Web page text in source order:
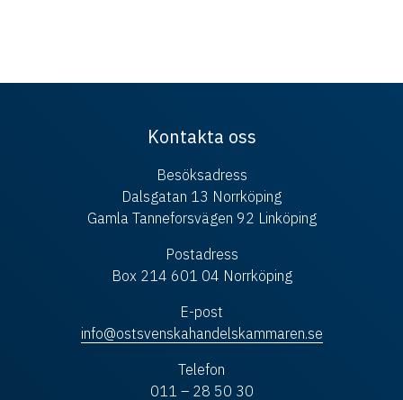
Kontakta oss
Besöksadress
Dalsgatan 13 Norrköping
Gamla Tanneforsvägen 92 Linköping
Postadress
Box 214 601 04 Norrköping
E-post
info@ostsvenskahandelskammaren.se
Telefon
011 – 28 50 30